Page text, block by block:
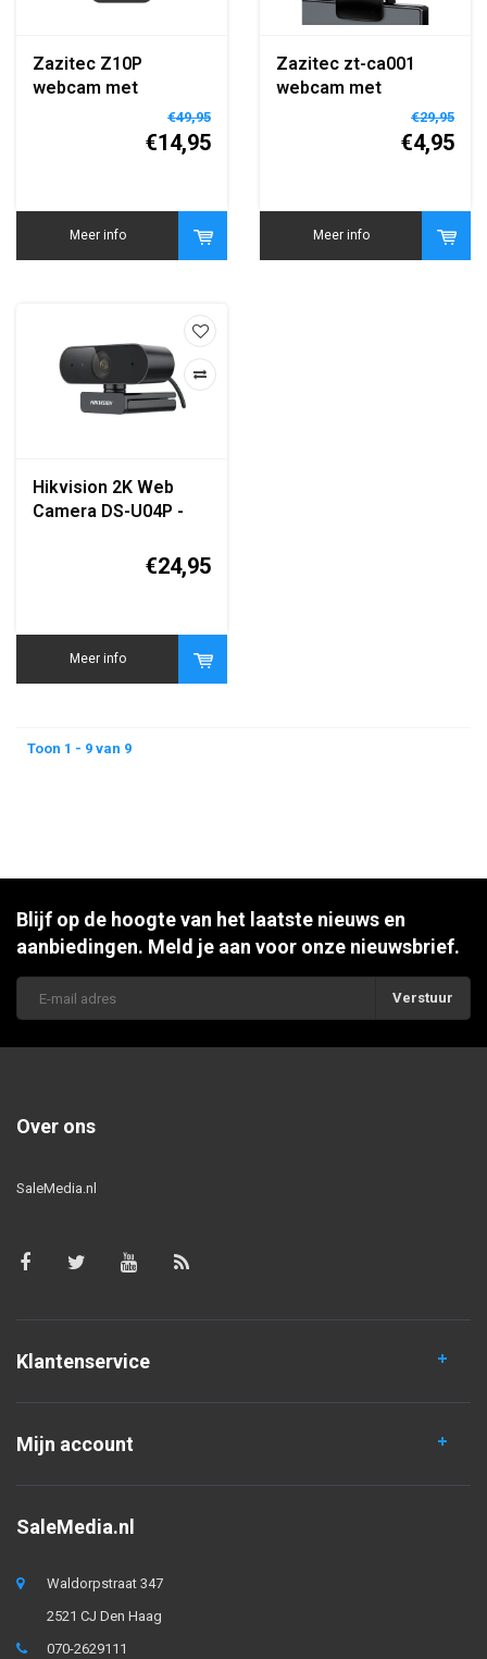
Zazitec Z10P
webcam met
microfoon | 2592 x
1944 | Autofocus | 5
€49,95
€14,95
Meer info
Zazitec zt-ca001
webcam met
€29,95
€4,95
Meer info
Hikvision 2K Web
Camera DS-U04P -
€24,95
Meer info
Toon 1 - 9 van 9
Blijf op de hoogte van het laatste nieuws en
aanbiedingen. Meld je aan voor onze nieuwsbrief.
Verstuur
Over ons
SaleMedia.nl
Klantenservice
Mijn account
SaleMedia.nl
Waldorpstraat 347
2521 CJ Den Haag
070-2629111